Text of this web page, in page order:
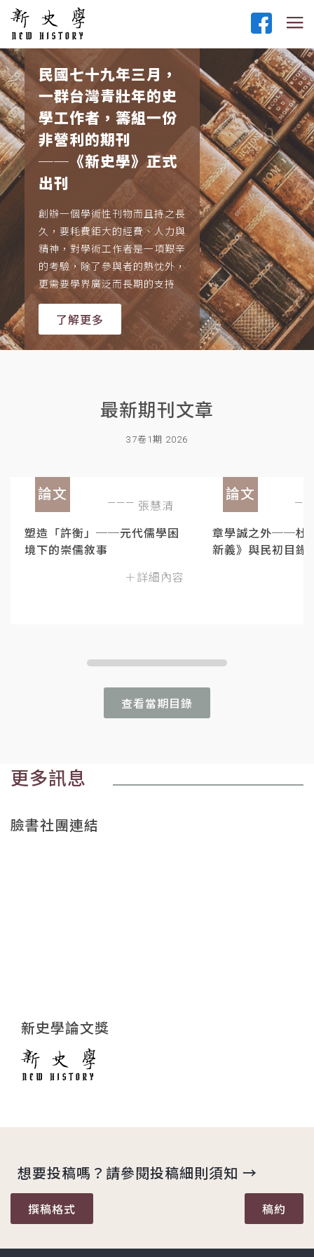
民國七十九年三月，
一群台灣青壯年的史
學工作者，籌組一份
非營利的期刊
──《新史學》正式
出刊
創辦一個學術性刊物而且持之長
久，要耗費鉅大的經費、人力與
精神，對學術工作者是一項艱辛
的考驗，除了參與者的熱忱外，
更需要學界廣泛而長期的支持
了解更多
最新期刊文章
37卷1期 2026
論文
張慧清
塑造「許衡」──元代儒學困
境下的崇儒敘事
＋詳細內容
論文
章學誠之外──杜
新義》與民初目錄
查看當期目錄
更多訊息
臉書社團連結
新史學論文獎
想要投稿嗎？請參閱投稿細則須知 →
撰稿格式 稿約